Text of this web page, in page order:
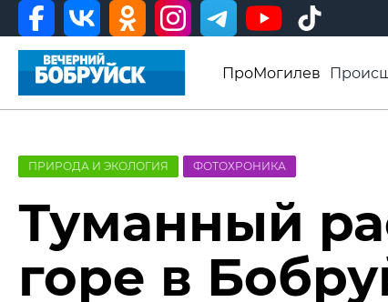
ПроМогилев
Видео ВБ
ПРИРОДА И ЭКОЛОГИЯ ФОТОХРОНИКА
Туманный
горе в